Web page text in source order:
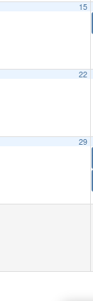
15
22
29